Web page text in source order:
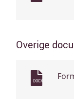
Overige
DOCX